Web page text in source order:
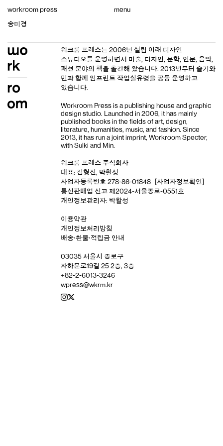
content
workroom press menu
송미경
워크룸 프레스는 2006년 설립 이래 디자인
스튜디오를 운영하면서 미술, 디자인, 문학, 인문, 음악,
패션 분야의 책을 출간해 왔습니다. 2013년부터 슬기와
민과 함께 임프린트 작업실유령을 공동 운영하고
있습니다.
Workroom Press is a publishing house and graphic
design studio. Launched in 2006, it has mainly
published books in the fields of art, design,
literature, humanities, music, and fashion. Since
2013, it has run a joint imprint, Workroom Specter,
with Sulki and Min.
워크룸 프레스 주식회사
대표: 김형진, 박활성
사업자등록번호 278-86-01848
[사업자정보확인]
통신판매업 신고 제2024-서울종로-0551호
개인정보관리자: 박활성
이용약관
개인정보처리방침
배송‧환불‧적립금 안내
03035 서울시 종로구
자하문로19길 25 2층, 3층
+82-2-6013-3246
wpress@wkrm.kr